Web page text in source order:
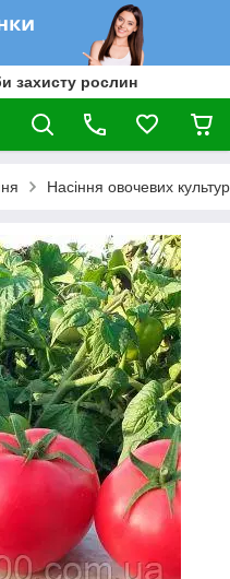
захисту рослин
Насіння овочевих культур